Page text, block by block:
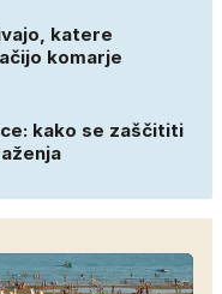
katere
komarje
kako se zaščititi